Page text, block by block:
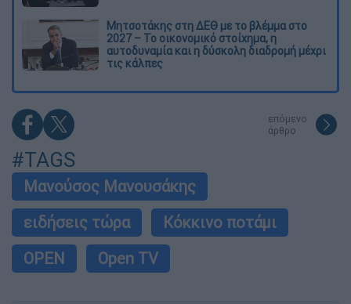
Μητσοτάκης στη ΔΕΘ με το βλέμμα στο
2027 – Το οικονομικό στοίχημα, η
αυτοδυναμία και η δύσκολη διαδρομή μέχρι
τις κάλπες
επόμενο
άρθρο
#TAGS
Μανούσος Μανουσάκης
ειδήσεις τώρα
Κόκκινο ποτάμι
OPEN
Open TV